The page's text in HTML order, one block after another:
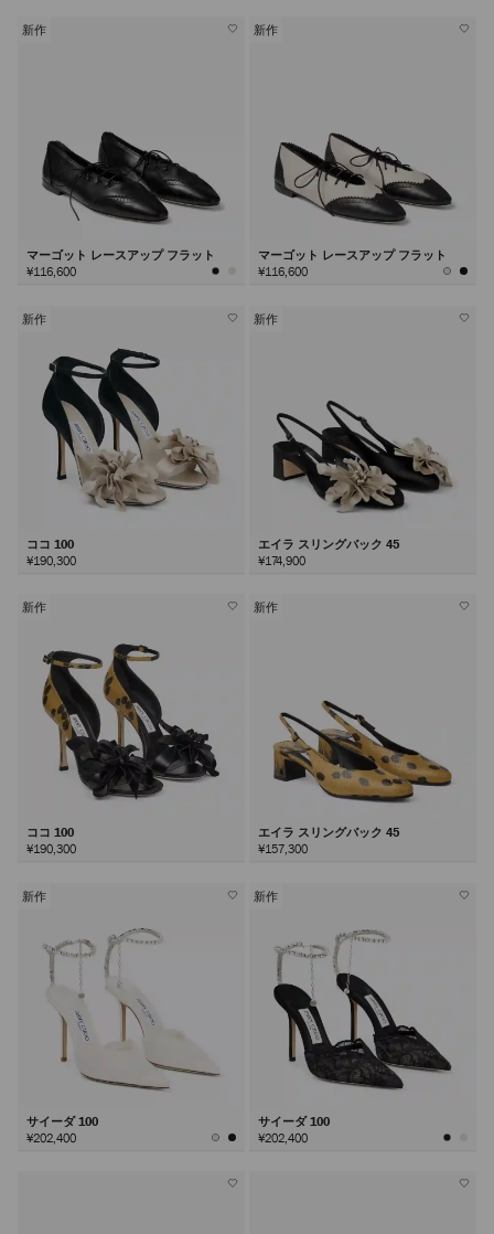
新作
マーゴット レースアップ フラット
¥116,600
新作
マーゴット レースアップ フラット
¥116,600
新作
ココ 100
¥190,300
新作
エイラ スリングバック 45
¥174,900
新作
ココ 100
¥190,300
新作
エイラ スリングバック 45
¥157,300
新作
サイーダ 100
¥202,400
新作
サイーダ 100
¥202,400